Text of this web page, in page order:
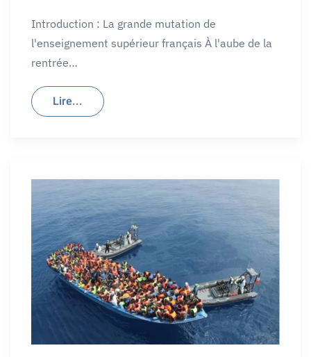
Introduction : La grande mutation de
l'enseignement supérieur français À l'aube de la
rentrée…
Lire...